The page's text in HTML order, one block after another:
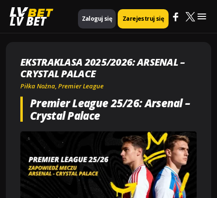
LV BET Zaloguj się Zarejestruj się
Strona główna
Piłka nożna
Ekstraklasa 2025/2026: Arsenal – Crystal Palace
EKSTRAKLASA 2025/2026: ARSENAL –
CRYSTAL PALACE
Piłka Nożna Premier League
Premier League 25/26: Arsenal –
Crystal Palace